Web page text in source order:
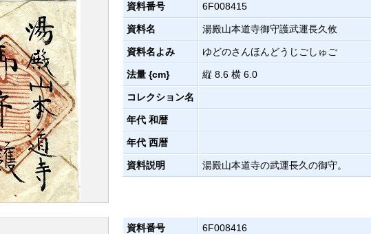
資料番号 6F008415
資料名 湯殿山本道寺御守護武運長久攸
資料名よみ ゆどのさんほんどうじごしゅご
法量 {cm} 縦 8.6 横 6.0
コレクション名
年代 和暦
年代 西暦
資料説明 湯殿山本道寺の武運長久の御守。
資料番号 6F008416